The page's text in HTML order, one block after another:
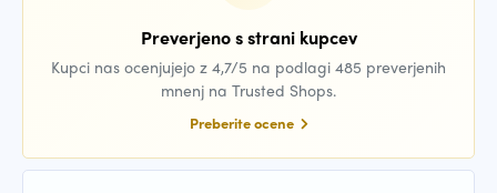
Preverjeno s strani kupcev
Kupci nas ocenjujejo z 4,7/5 na podlagi 485 preverjenih
mnenj na Trusted Shops.
Preberite ocene